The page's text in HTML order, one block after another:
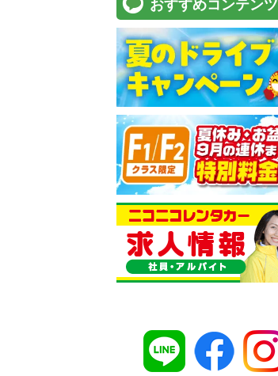
おすすめコンテンツ